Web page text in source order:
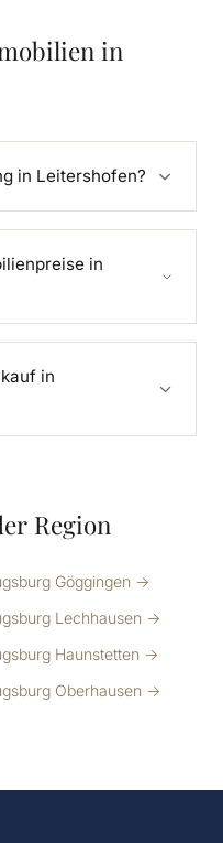
in
in Leitershofen?
in
in
Region
Göggingen →
Lechhausen →
Haunstetten →
Oberhausen →